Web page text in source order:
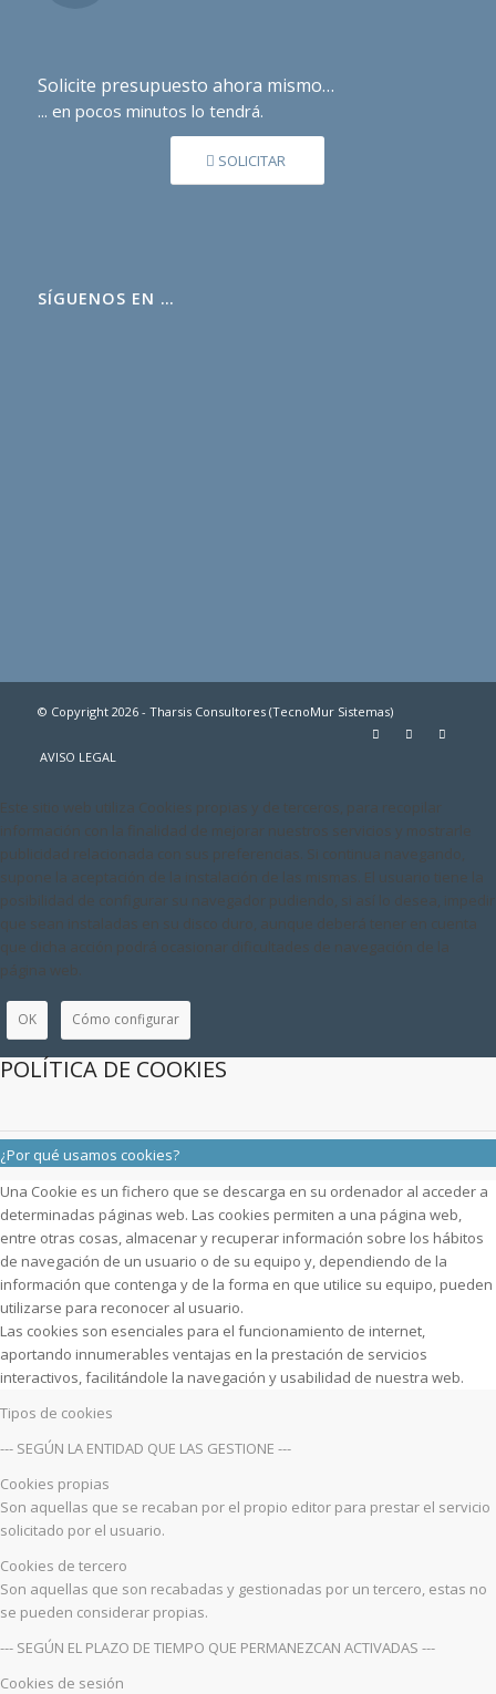
Solicite presupuesto ahora mismo…
... en pocos minutos lo tendrá.
SOLICITAR
SÍGUENOS EN …
© Copyright 2026 - Tharsis Consultores (TecnoMur Sistemas)
AVISO LEGAL
Este sitio web utiliza Cookies propias y de terceros, para recopilar
información con la finalidad de mejorar nuestros servicios y mostrarle
publicidad relacionada con sus preferencias. Si continua navegando,
supone la aceptación de la instalación de las mismas. El usuario tiene la
posibilidad de configurar su navegador pudiendo, si así lo desea, impedir
que sean instaladas en su disco duro, aunque deberá tener en cuenta
que dicha acción podrá ocasionar dificultades de navegación de la
página web.
OK Cómo configurar
POLÍTICA DE COOKIES
¿Por qué usamos cookies?
Una Cookie es un fichero que se descarga en su ordenador al acceder a
determinadas páginas web. Las cookies permiten a una página web,
entre otras cosas, almacenar y recuperar información sobre los hábitos
de navegación de un usuario o de su equipo y, dependiendo de la
información que contenga y de la forma en que utilice su equipo, pueden
utilizarse para reconocer al usuario.
Las cookies son esenciales para el funcionamiento de internet,
aportando innumerables ventajas en la prestación de servicios
interactivos, facilitándole la navegación y usabilidad de nuestra web.
Tipos de cookies
--- SEGÚN LA ENTIDAD QUE LAS GESTIONE ---
Cookies propias
Son aquellas que se recaban por el propio editor para prestar el servicio
solicitado por el usuario.
Cookies de tercero
Son aquellas que son recabadas y gestionadas por un tercero, estas no
se pueden considerar propias.
--- SEGÚN EL PLAZO DE TIEMPO QUE PERMANEZCAN ACTIVADAS ---
Cookies de sesión